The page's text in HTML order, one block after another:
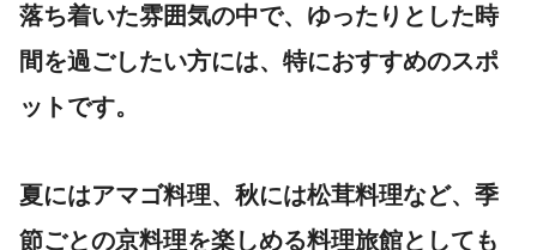
落ち着いた雰囲気の中で、ゆったりとした時
間を過ごしたい方には、特におすすめのスポ
ットです。
夏にはアマゴ料理、秋には松茸料理など、季
節ごとの京料理を楽しめる料理旅館としても